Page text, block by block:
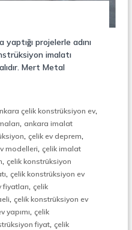
i
y
o
e
l
i
e
r
d
i
v
projelerle adını
imalatı
Mert Metal
çelik konstrüksiyon ev,
, ankara imalat
, çelik ev deprem,
modelleri, çelik imalat
, çelik konstrüksiyon
, çelik konstrüksiyon ev
fiyatları, çelik
, çelik konstrüksiyon ev
yapımı, çelik
fiyat, çelik